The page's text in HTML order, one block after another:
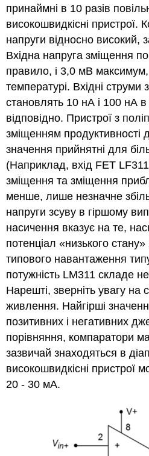
принаймні в 10 разів
високошвидкісні пристрої.
напруги відносно високий,
Вхідна напруга зміщення
правило, і 3,0 мВ максимум,
температурі. Вхідні
становлять 10 нА і 100 нА
відповідно. Пристрої з
зміщенням продуктивності
значення прийнятні для
(Наприклад, вхід FET LF311
зміщення та зміщення
менше, лише незначне
напруги зсуву в гіршому
насичення вказує на те,
потенціал «низького
типового навантаження
потужність LM311 складе
Нарешті, зверніть увагу на
живлення. Найгірші
позитивних і негативних
порівняння, компаратори
зазвичай знаходяться в
високошвидкісні пристрої
20 - 30 мА.